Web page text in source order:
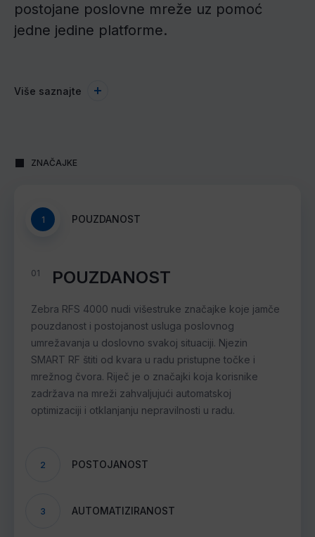
postojane poslovne mreže uz pomoć
jedne jedine platforme.
Više saznajte
ZNAČAJKE
1 POUZDANOST
01 POUZDANOST
Zebra RFS 4000 nudi višestruke značajke koje jamče
pouzdanost i postojanost usluga poslovnog
umrežavanja u doslovno svakoj situaciji. Njezin
SMART RF štiti od kvara u radu pristupne točke i
mrežnog čvora. Riječ je o značajki koja korisnike
zadržava na mreži zahvaljujući automatskoj
optimizaciji i otklanjanju nepravilnosti u radu.
2 POSTOJANOST
3 AUTOMATIZIRANOST